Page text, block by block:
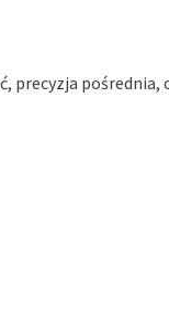
precyzja pośrednia,